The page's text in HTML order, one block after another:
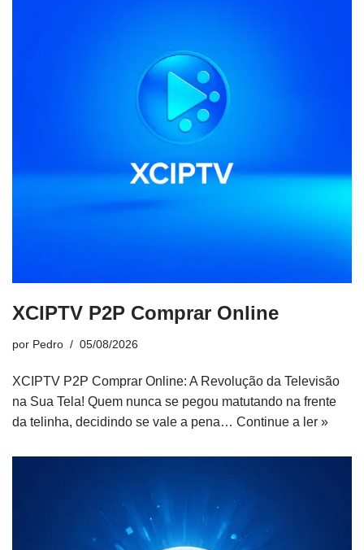
XCIPTV P2P Comprar Online
por Pedro 05/08/2026
XCIPTV P2P Comprar Online: A Revolução da Televisão
na Sua Tela! Quem nunca se pegou matutando na frente
da telinha, decidindo se vale a pena… Continue a ler »